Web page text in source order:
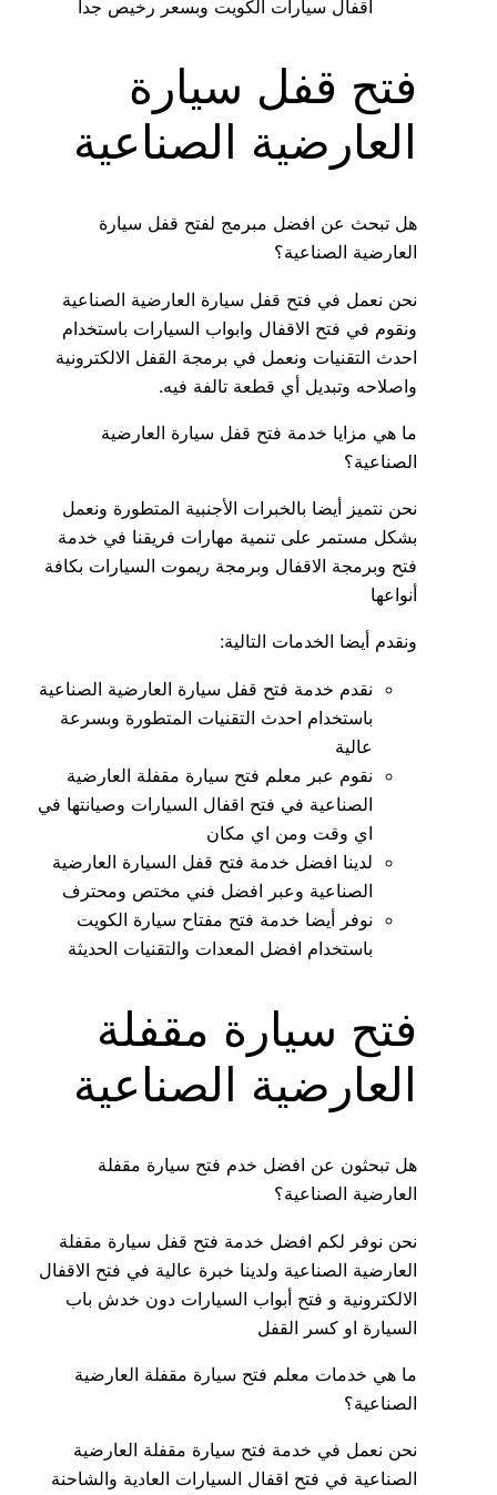
اقفال سيارات الكويت وبسعر رخيص جدا
فتح قفل سيارة
العارضية الصناعية
هل تبحث عن افضل مبرمج لفتح قفل سيارة
العارضية الصناعية؟
نحن نعمل في فتح قفل سيارة العارضية الصناعية
ونقوم في فتح الاقفال وابواب السيارات باستخدام
احدث التقنيات ونعمل في برمجة القفل الالكترونية
واصلاحه وتبديل أي قطعة تالفة فيه.
ما هي مزايا خدمة فتح قفل سيارة العارضية
الصناعية؟
نحن نتميز أيضا بالخبرات الأجنبية المتطورة ونعمل
بشكل مستمر على تنمية مهارات فريقنا في خدمة
فتح وبرمجة الاقفال وبرمجة ريموت السيارات بكافة
أنواعها
ونقدم أيضا الخدمات التالية:
نقدم خدمة فتح قفل سيارة العارضية الصناعية
باستخدام احدث التقنيات المتطورة وبسرعة
عالية
نقوم عبر معلم فتح سيارة مقفلة العارضية
الصناعية في فتح اقفال السيارات وصيانتها في
اي وقت ومن اي مكان
لدينا افضل خدمة فتح قفل السيارة العارضية
الصناعية وعبر افضل فني مختص ومحترف
نوفر أيضا خدمة فتح مفتاح سيارة الكويت
باستخدام افضل المعدات والتقنيات الحديثة
فتح سيارة مقفلة
العارضية الصناعية
هل تبحثون عن افضل خدم فتح سيارة مقفلة
العارضية الصناعية؟
نحن نوفر لكم افضل خدمة فتح قفل سيارة مقفلة
العارضية الصناعية ولدينا خبرة عالية في فتح الاقفال
الالكترونية و فتح أبواب السيارات دون خدش باب
السيارة او كسر القفل
ما هي خدمات معلم فتح سيارة مقفلة العارضية
الصناعية؟
نحن نعمل في خدمة فتح سيارة مقفلة العارضية
الصناعية في فتح اقفال السيارات العادية والشاحنة